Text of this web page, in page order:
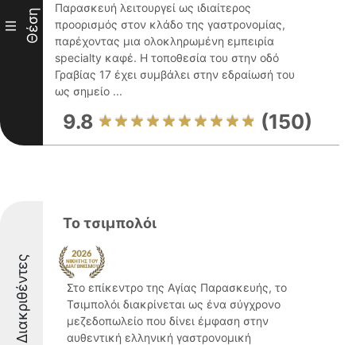
III Θέση
Παρασκευή λειτουργεί ως ιδιαίτερος
προορισμός στον κλάδο της γαστρονομίας,
παρέχοντας μια ολοκληρωμένη εμπειρία
specialty καφέ. Η τοποθεσία του στην οδό
Γραβίας 17 έχει συμβάλει στην εδραίωσή του
ως σημείο ...
9.8 (150)
Διακριθέντες
Το τσιμπολόι
Στο επίκεντρο της Αγίας Παρασκευής, το
Τσιμπολόι διακρίνεται ως ένα σύγχρονο
μεζεδοπωλείο που δίνει έμφαση στην
αυθεντική ελληνική γαστρονομική